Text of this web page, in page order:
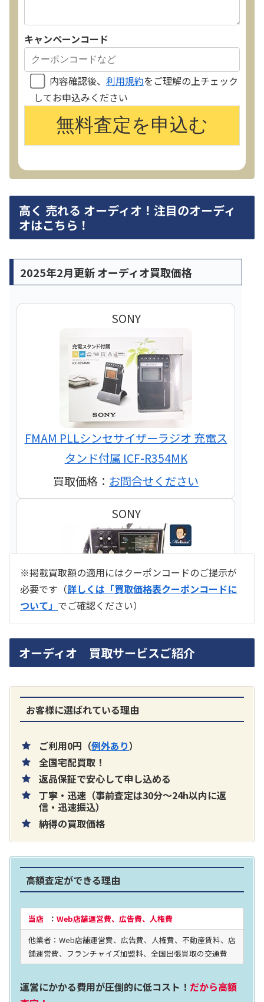
キャンペーンコード
内容確認後、 利用規約をご理解の上チェック
してお申込みください
高く 売れる オーディオ！注目のオーディ
オはこちら！
2025年2月更新 オーディオ買取価格
SONY
FMAM PLLシンセサイザーラジオ 充電ス
タンド付属 ICF-R354MK
買取価格： お問合せください
SONY
買取価格：お問合せください
SONY
片耳巻き取りイヤホン内蔵ラジオ SRF-
2024年12月更新 オーディオ買取価格
LUXKIT
※掲載買取額の適用にはクーポンコードのご提示が
必要です（詳しくは「買取価格表クーポンコードに
ついて」 でご確認ください）
オーディオ 買取サービスご紹介
お客様に選ばれている理由
ご利用0円（例外あり）
全国宅配買取！
返品保証で安心して申し込める
丁寧・迅速（事前査定は30分～24h以内に返
信・迅速振込）
納得の買取価格
高額査定ができる理由
当店： Web店舗運営費、広告費、人権費
他業者：Web店舗運営費、広告費、人権費、不動産賃料、店
舗運営費、フランチャイズ加盟料、全国出張買取の交通費
運営にかかる費用が圧倒的に低コスト！ だから高額